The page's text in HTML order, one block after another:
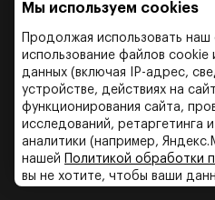
Политика
Политика об
Политика об обработки
Мы используем cookies
Продолжая использовать
использование файлов cookie
данных (включая IP-адрес,
устройстве, действиях на
функционирования сайта,
исследований, ретаргетинга
аналитики (например,
нашей
Политикой обработки
вы не хотите, чтобы ваши